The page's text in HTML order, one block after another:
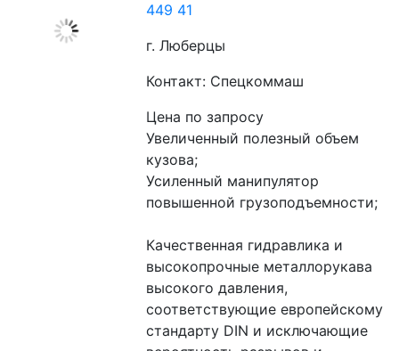
449 41
г. Люберцы
Контакт: Спецкоммаш
Цена по запросу
Увеличенный полезный объем
кузова;
Усиленный манипулятор
повышенной грузоподъемности;
Качественная гидравлика и
высокопрочные металлорукава
высокого давления,
соответствующие европейскому
стандарту DIN и исключающие